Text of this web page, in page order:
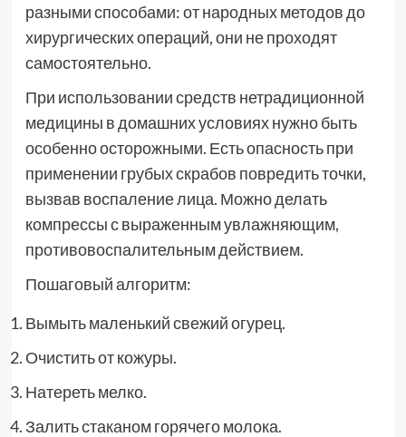
разными способами: от народных методов до
хирургических операций, они не проходят
самостоятельно.
При использовании средств нетрадиционной
медицины в домашних условиях нужно быть
особенно осторожными. Есть опасность при
применении грубых скрабов повредить точки,
вызвав воспаление лица. Можно делать
компрессы с выраженным увлажняющим,
противовоспалительным действием.
Пошаговый алгоритм:
Вымыть маленький свежий огурец.
Очистить от кожуры.
Натереть мелко.
Залить стаканом горячего молока.